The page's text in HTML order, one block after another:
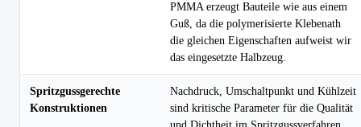
PMMA erzeugt Bauteile wie aus einem
Guß, da die polymerisierte Klebenath
die gleichen Eigenschaften aufweist wir
das eingesetzte Halbzeug.
Spritzgussgerechte
Konstruktionen
Nachdruck, Umschaltpunkt und Kühlzeit
sind kritische Parameter für die Qualität